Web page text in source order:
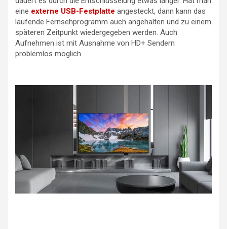
eine externe USB-Festplatte angesteckt, dann kann das
laufende Fernsehprogramm auch angehalten und zu einem
späteren Zeitpunkt wiedergegeben werden. Auch
Aufnehmen ist mit Ausnahme von HD+ Sendern
problemlos möglich.